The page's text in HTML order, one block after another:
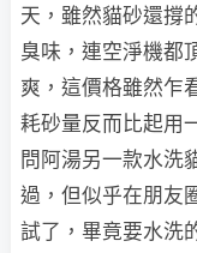
天，雖然貓砂還撐
臭味，連空淨機都
爽，這價格雖然乍
耗砂量反而比起用
問阿湯另一款水洗
過，但似乎在朋友
試了，畢竟要水洗